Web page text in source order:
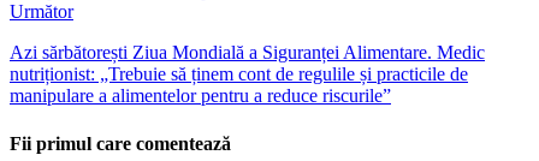
Următor
Azi sărbătorești Ziua Mondială a Siguranței Alimentare. Medic
nutriționist: „Trebuie să ținem cont de regulile și practicile de
manipulare a alimentelor pentru a reduce riscurile”
Fii primul care comentează